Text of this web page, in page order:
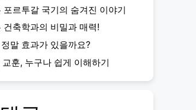
포르투갈 국기의 숨겨진 이야기
건축학과의 비밀과 매력!
말 효과가 있을까요?
훈, 누구나 쉽게 이해하기